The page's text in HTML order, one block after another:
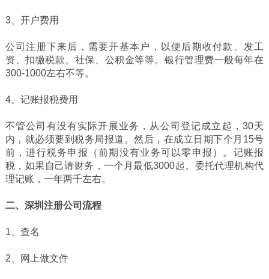
3、开户费用
公司注册下来后，需要开基本户，以便后期收付款、发工
资、扣缴税款、社保、公积金等等。银行管理费一般每年在
300-1000左右不等。
4、记账报税费用
不管公司有没有实际开展业务，从公司登记成立起，30天
内，就必须要到税务局报道。然后，在成立日期下个月15号
前，进行税务申报（前期没有业务可以零申报）。记账报
税，如果自己请财务，一个月最低3000起。委托代理机构代
理记账，一年两千左右。
二、 深圳注册公司流程
1、查名
2、网上做文件